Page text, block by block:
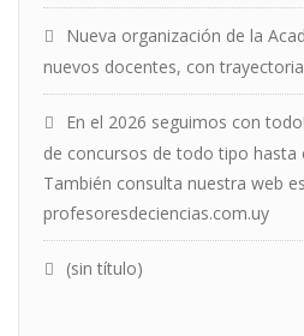
Nueva organización de la
nuevos docentes, con
En el 2026 seguimos con
de concursos de todo tipo hasta
También consulta nuestra web
profesoresdeciencias.com.uy
(sin título)